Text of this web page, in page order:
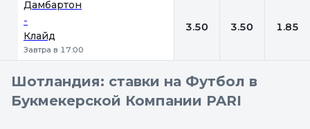
Дамбартон
-
Клайд
Завтра в 17:00
3.50 3.50 1.85
Шотландия: ставки на Футбол в
Букмекерской Компании PARI